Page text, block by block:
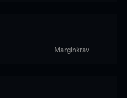
Marginkrav